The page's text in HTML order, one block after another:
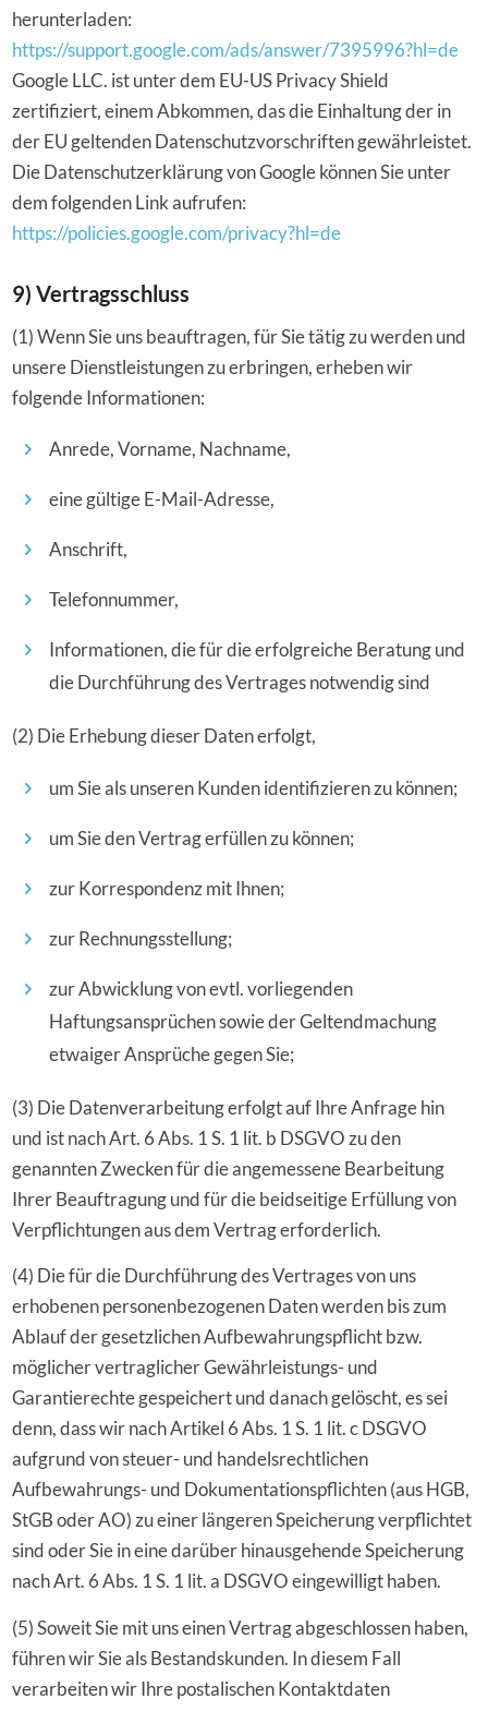
herunterladen:
https://support.google.com/ads/answer/7395996?hl=de
Google LLC. ist unter dem EU-US Privacy Shield
zertifiziert, einem Abkommen, das die Einhaltung der in
der EU geltenden Datenschutzvorschriften gewährleistet.
Die Datenschutzerklärung von Google können Sie unter
dem folgenden Link aufrufen:
https://policies.google.com/privacy?hl=de
9) Vertragsschluss
(1) Wenn Sie uns beauftragen, für Sie tätig zu werden und
unsere Dienstleistungen zu erbringen, erheben wir
folgende Informationen:
Anrede, Vorname, Nachname,
eine gültige E-Mail-Adresse,
Anschrift,
Telefonnummer,
Informationen, die für die erfolgreiche Beratung und
die Durchführung des Vertrages notwendig sind
(2) Die Erhebung dieser Daten erfolgt,
um Sie als unseren Kunden identifizieren zu können;
um Sie den Vertrag erfüllen zu können;
zur Korrespondenz mit Ihnen;
zur Rechnungsstellung;
zur Abwicklung von evtl. vorliegenden
Haftungsansprüchen sowie der Geltendmachung
etwaiger Ansprüche gegen Sie;
(3) Die Datenverarbeitung erfolgt auf Ihre Anfrage hin
und ist nach Art. 6 Abs. 1 S. 1 lit. b DSGVO zu den
genannten Zwecken für die angemessene Bearbeitung
Ihrer Beauftragung und für die beidseitige Erfüllung von
Verpflichtungen aus dem Vertrag erforderlich.
(4) Die für die Durchführung des Vertrages von uns
erhobenen personenbezogenen Daten werden bis zum
Ablauf der gesetzlichen Aufbewahrungspflicht bzw.
möglicher vertraglicher Gewährleistungs- und
Garantierechte gespeichert und danach gelöscht, es sei
denn, dass wir nach Artikel 6 Abs. 1 S. 1 lit. c DSGVO
aufgrund von steuer- und handelsrechtlichen
Aufbewahrungs- und Dokumentationspflichten (aus HGB,
StGB oder AO) zu einer längeren Speicherung verpflichtet
sind oder Sie in eine darüber hinausgehende Speicherung
nach Art. 6 Abs. 1 S. 1 lit. a DSGVO eingewilligt haben.
(5) Soweit Sie mit uns einen Vertrag abgeschlossen haben,
führen wir Sie als Bestandskunden. In diesem Fall
verarbeiten wir Ihre postalischen Kontaktdaten